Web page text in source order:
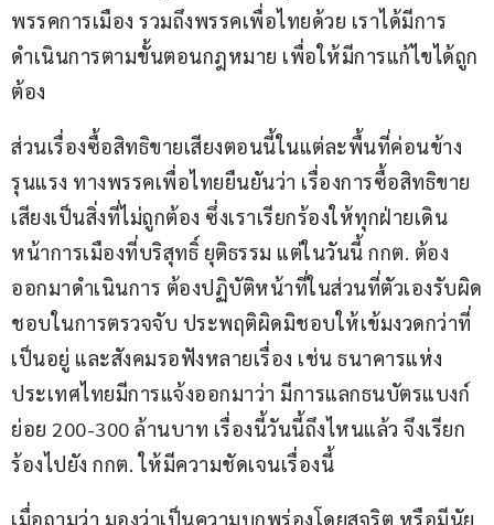
พรรคการเมือง รวมถึงพรรคเพื่อไทยด้วย เราได้มีการ
ดำเนินการตามขั้นตอนกฎหมาย เพื่อให้มีการแก้ไขได้ถูก
ต้อง
ส่วนเรื่องซื้อสิทธิขายเสียงตอนนี้ในแต่ละพื้นที่ค่อนข้าง
รุนแรง ทางพรรคเพื่อไทยยืนยันว่า เรื่องการซื้อสิทธิขาย
เสียงเป็นสิ่งที่ไม่ถูกต้อง ซึ่งเราเรียกร้องให้ทุกฝ่ายเดิน
หน้าการเมืองที่บริสุทธิ์ ยุติธรรม แต่ในวันนี้ กกต. ต้อง
ออกมาดำเนินการ ต้องปฏิบัติหน้าที่ในส่วนที่ตัวเองรับผิด
ชอบในการตรวจจับ ประพฤติผิดมิชอบให้เข้มงวดกว่าที่
เป็นอยู่ และสังคมรอฟังหลายเรื่อง เช่น ธนาคารแห่ง
ประเทศไทยมีการแจ้งออกมาว่า มีการแลกธนบัตรแบงก์
ย่อย 200-300 ล้านบาท เรื่องนี้วันนี้ถึงไหนแล้ว จึงเรียก
ร้องไปยัง กกต. ให้มีความชัดเจนเรื่องนี้
เมื่อถามว่า มองว่าเป็นความบกพร่องโดยสุจริต หรือมีนัย